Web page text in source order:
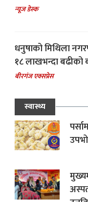
न्यूज डेस्क
धनुषाको मिथिला
१८ लाखभन्दा
बीरगंज एक्सप्रेस
स्वास्थ्य